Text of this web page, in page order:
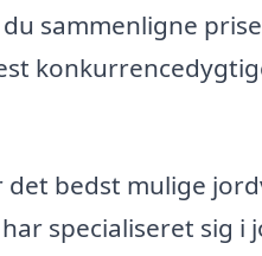
sammenligne
det bedst mulige
specialiseret sig i